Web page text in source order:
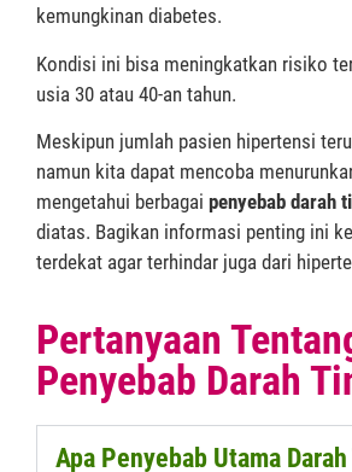
kemungkinan diabetes.
Kondisi ini bisa meningkatkan risiko
usia 30 atau 40-an tahun.
Meskipun jumlah pasien hipertensi
namun kita dapat mencoba
mengetahui berbagai penyebab darah
diatas. Bagikan informasi penting ini
terdekat agar terhindar juga dari
Pertanyaan
Penyebab Darah
Apa Penyebab Utama